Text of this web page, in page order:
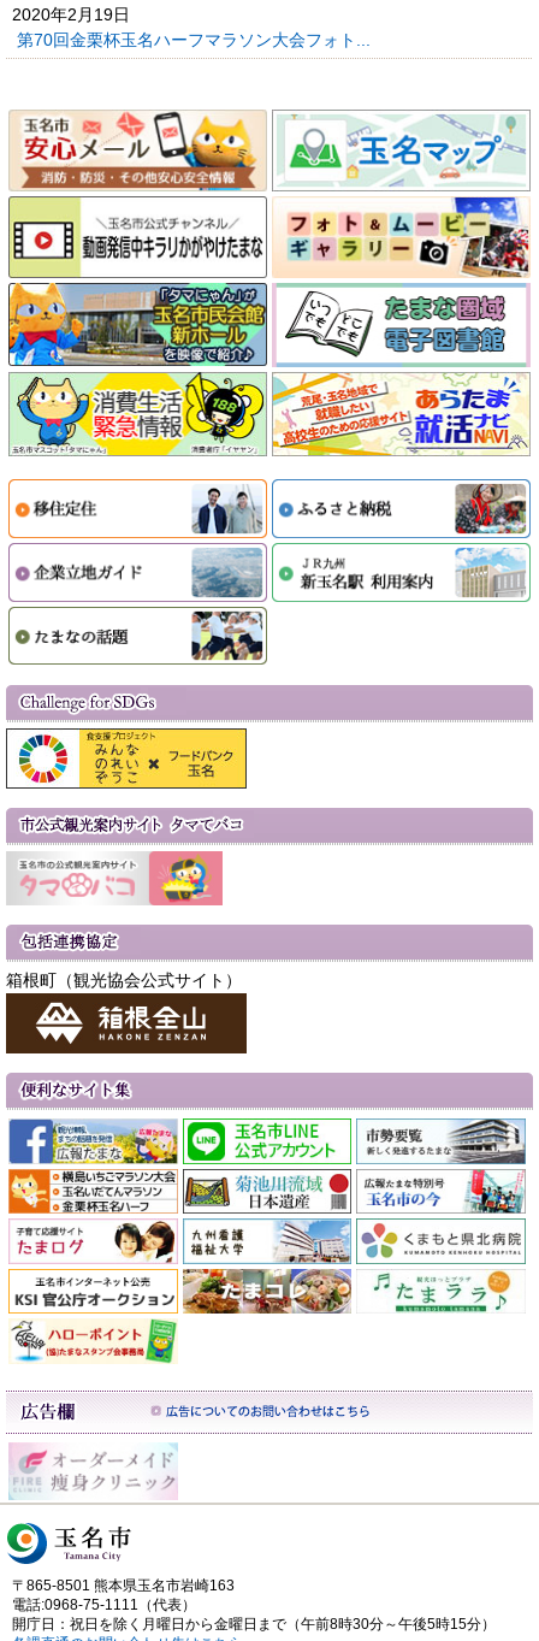
2020年2月19日
第70回金栗杯玉名ハーフマラソン大会フォト...
箱根町（観光協会公式サイト）
〒865-8501 熊本県玉名市岩崎163
電話:0968-75-1111（代表）
開庁日：祝日を除く月曜日から金曜日まで（午前8時30分～午後5時15分）